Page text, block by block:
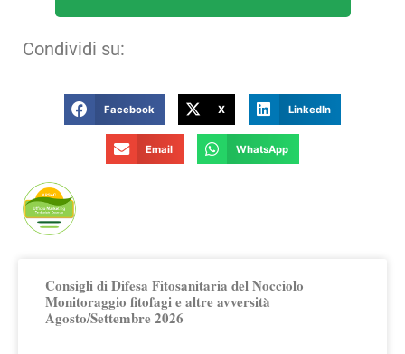
Condividi su:
Facebook X LinkedIn
Email WhatsApp
Consigli di Difesa Fitosanitaria del Nocciolo
Monitoraggio fitofagi e altre avversità
Agosto/Settembre 2026